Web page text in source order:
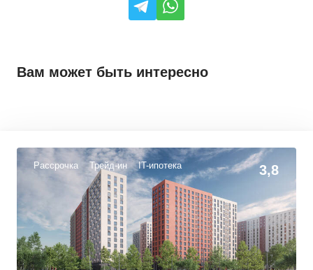
Вам может быть интересно
Рассрочка Трейд-ин IT-ипотека 3,8